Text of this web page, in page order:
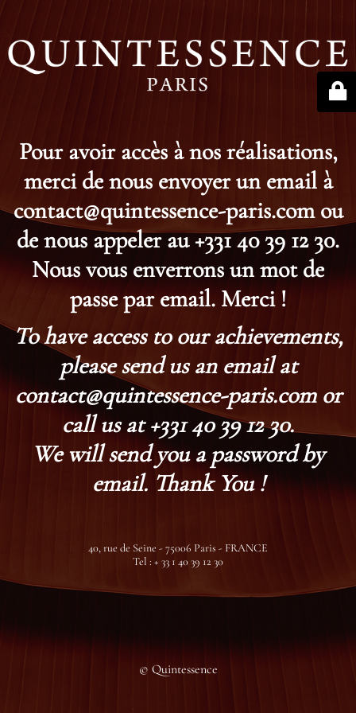
Pour avoir accès à nos réalisations,
merci de nous envoyer un email à
contact@quintessence-paris.com ou
de nous appeler au +331 40 39 12 30.
Nous vous enverrons un mot de
passe par email. Merci !
To have access to our achievements,
please send us an email at
contact@quintessence-paris.com or
call us at +331 40 39 12 30.
We will send you a password by
email. Thank You !
40, rue de Seine - 75006 Paris - FRANCE
Tel : + 33 1 40 39 12 30
© Quintessence